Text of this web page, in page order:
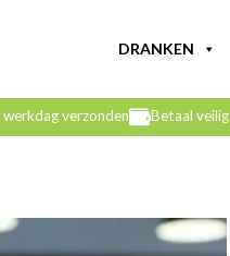
DRANKEN
verzonden Betaal